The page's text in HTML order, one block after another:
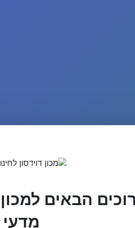
הבאים למכון
מדעי